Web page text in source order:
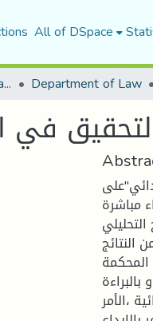
All of DSpace
Faculty of Law and Political Science Department of Law
في
مباشرة
:
،الأمر